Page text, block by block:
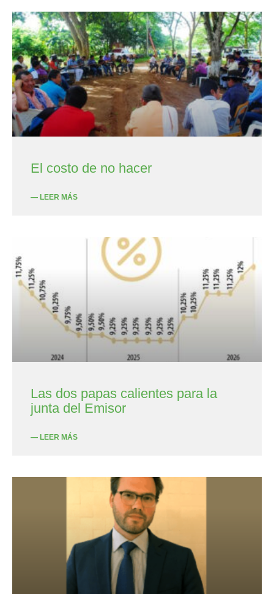
El costo de no hacer
— LEER MÁS
Las dos papas calientes para la
junta del Emisor
— LEER MÁS